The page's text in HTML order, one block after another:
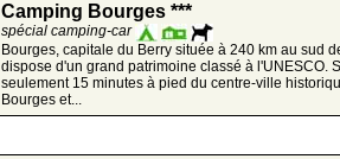
Camping Bourges ***
spécial camping-car
Bourges, capitale du Berry située à 240 km au sud
dispose d'un grand patrimoine classé à l'UNESCO.
seulement 15 minutes à pied du centre-ville
Bourges et...